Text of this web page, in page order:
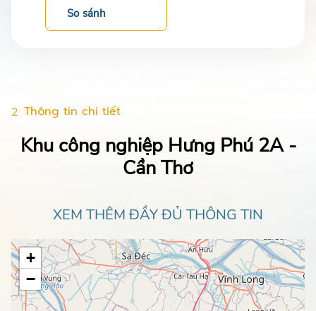
So sánh
2 Thông tin chi tiết
Khu công nghiệp Hưng Phú 2A -
Cần Thơ
XEM THÊM ĐẦY ĐỦ THÔNG TIN
+
−